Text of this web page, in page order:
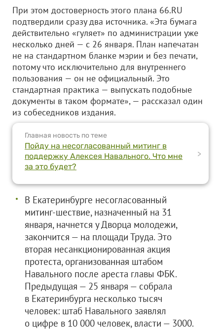
При этом достоверность этого плана 66.RU
подтвердили сразу два источника. «Эта бумага
действительно «гуляет» по администрации уже
несколько дней — с 26 января. План напечатан
не на стандартном бланке мэрии и без печати,
потому что исключительно для внутреннего
пользования — он не официальный. Это
стандартная практика — выпускать подобные
документы в таком формате», — рассказал один
из собеседников издания.
Главная новость по теме
Пойду на несогласованный митинг в
поддержку Алексея Навального. Что мне
за это будет?
>
В Екатеринбурге несогласованный
митинг-шествие, назначенный на 31
января, начнется у Дворца молодежи,
закончится — на площади Труда. Это
вторая несанкционированная акция
протеста, организованная штабом
Навального после ареста главы ФБК.
Предыдущая — 25 января — собрала
в Екатеринбурга несколько тысяч
человек: штаб Навального заявлял
о цифре в 10 000 человек, власти — 3000.